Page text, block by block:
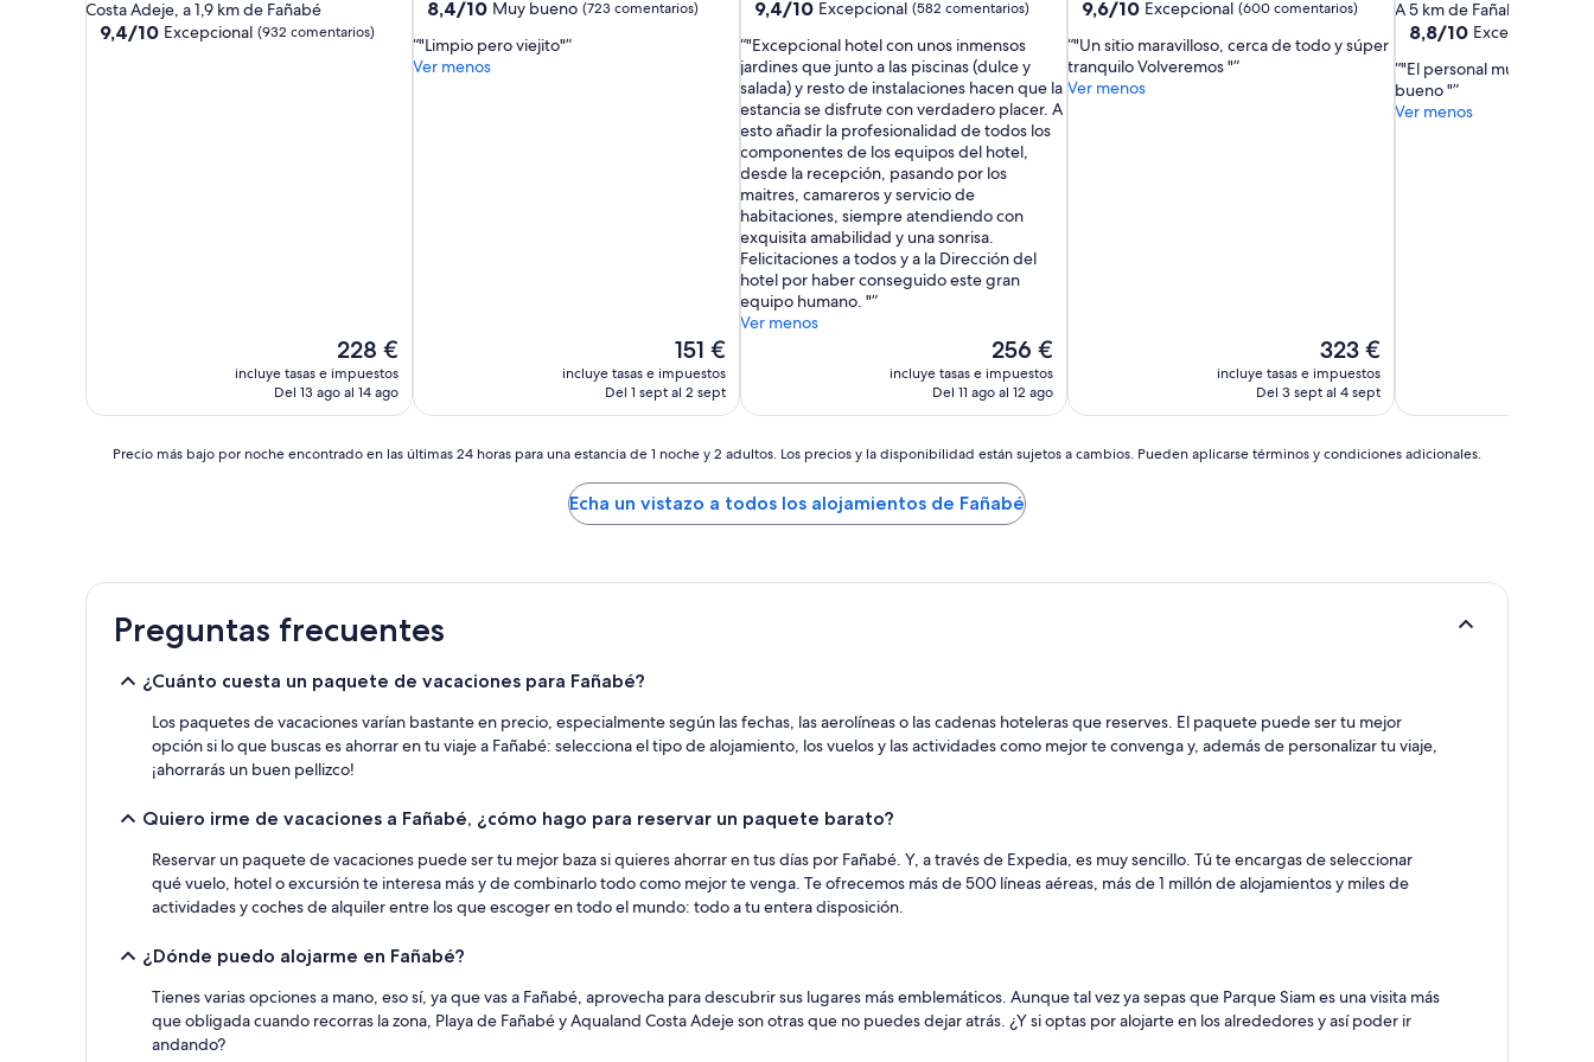
de
5.0 estrellas
Costa Adeje, a 1,9 km de Fañabé
9.4
9,4/10 Excepcional (932 comentarios)
El
precio
actual
228 €
228 €
incluye tasas e impuestos
Del 13 ago al 14 ago
4.0 estrellas
8.4
10,
Muy
8,4/10 Muy bueno (723 comentarios)
"Limpio pero viejito"
Ver menos
El
precio
actual
151 €
151 €
incluye tasas e impuestos
Del 1 sept al 2 sept
5.0 estrellas
9.4
10,
Excepcional,
(582 comentarios)
9,4/10 Excepcional (582 comentarios)
"Excepcional hotel con unos inmensos
jardines que junto a las piscinas (dulce y
salada) y resto de instalaciones hacen que la
estancia se disfrute con verdadero placer. A
esto añadir la profesionalidad de todos los
componentes de los equipos del hotel,
desde la recepción, pasando por los
maitres, camareros y servicio de
habitaciones, siempre atendiendo con
exquisita amabilidad y una sonrisa.
Felicitaciones a todos y a la Dirección del
hotel por haber conseguido este gran
equipo humano. "
Ver menos
El
precio
actual
256 €
256 €
incluye tasas e impuestos
Del 11 ago al 12 ago
5.0 estrellas
9.6
10,
Excepcional,
(600 comentarios)
9,6/10 Excepcional (600 comentarios)
"Un sitio maravilloso, cerca de todo y súper
tranquilo Volveremos "
Ver menos
El
precio
actual
323 €
323 €
incluye tasas e impuestos
Del 3 sept al 4 sept
de
4.0 estrellas
A 5 km de Fañabé
8.8
10,
Excelente,
(532 comentarios)
8,8/10 Excelente
"El personal muy amable.
bueno "
Ver menos
Precio
en
las
últimas
24 horas
disponibilidad
Precio más bajo por noche encontrado en las últimas 24 horas para una estancia de 1 noche y 2 adultos. Los precios y la disponibilidad están sujetos a cambios. Pueden aplicarse términos y condiciones adicionales.
Echa un vistazo a todos los alojamientos de Fañabé
Preguntas frecuentes
¿Cuánto cuesta un paquete de vacaciones para Fañabé?
Los paquetes de vacaciones varían bastante en precio, especialmente según las fechas, las aerolíneas o las cadenas hoteleras que reserves. El paquete puede ser tu mejor
opción si lo que buscas es ahorrar en tu viaje a Fañabé: selecciona el tipo de alojamiento, los vuelos y las actividades como mejor te convenga y, además de personalizar tu viaje,
¡ahorrarás un buen pellizco!
Quiero irme de vacaciones a Fañabé, ¿cómo hago para reservar un paquete barato?
Reservar un paquete de vacaciones puede ser tu mejor baza si quieres ahorrar en tus días por Fañabé. Y, a través de Expedia, es muy sencillo. Tú te encargas de seleccionar
qué vuelo, hotel o excursión te interesa más y de combinarlo todo como mejor te venga. Te ofrecemos más de 500 líneas aéreas, más de 1 millón de alojamientos y miles de
actividades y coches de alquiler entre los que escoger en todo el mundo: todo a tu entera disposición.
¿Dónde puedo alojarme en Fañabé?
Tienes varias opciones a mano, eso sí, ya que vas a Fañabé, aprovecha para descubrir sus lugares más emblemáticos. Aunque tal vez ya sepas que Parque Siam es una visita más
que obligada cuando recorras la zona, Playa de Fañabé y Aqualand Costa Adeje son otras que no puedes dejar atrás. ¿Y si optas por alojarte en los alrededores y así poder ir
andando?